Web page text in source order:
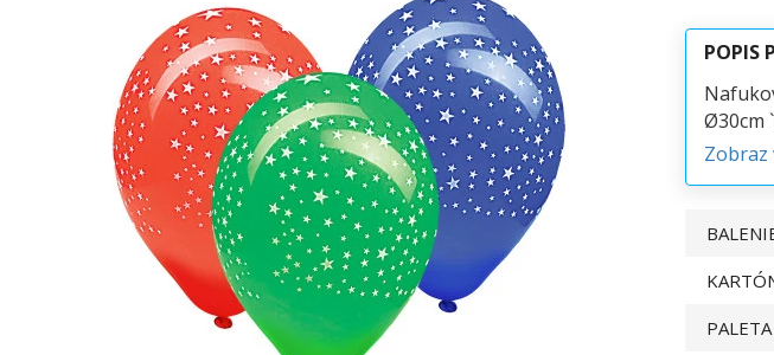
POPIS
Ø30cm
Zobraz
PALETA